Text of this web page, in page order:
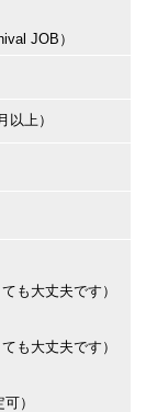
JOB）
以上）
も大丈夫です）
も大丈夫です）
）